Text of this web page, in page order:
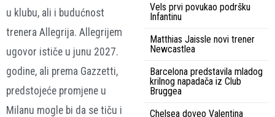
u klubu, ali i budućnost
trenera Allegrija. Allegrijem
ugovor ističe u junu 2027.
godine, ali prema Gazzetti,
predstojeće promjene u
Milanu mogle bi da se tiču i
Vels prvi povukao podršku
Infantinu
Matthias Jaissle novi trener
Newcastlea
Barcelona predstavila mladog
krilnog napadača iz Club
Bruggea
Chelsea doveo Valentina